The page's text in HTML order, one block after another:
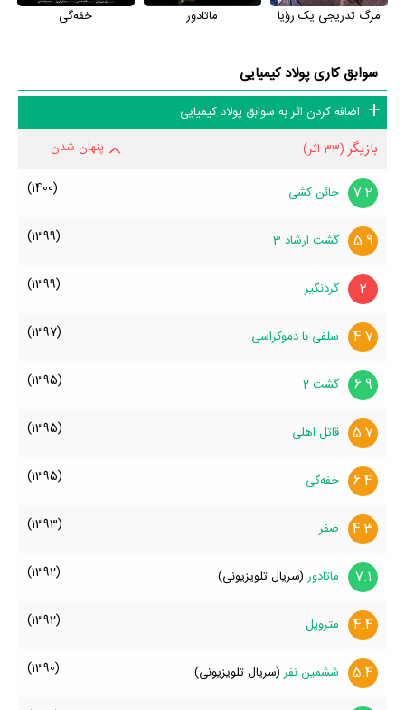
مرگ تدریجی یک رؤیا ماتادور خفه‌گی
سوابق کاری پولاد کیمیایی
اضافه کردن اثر به سوابق پولاد کیمیایی
بازیگر (33 اثر) پنهان شدن
7.2 خائن کشی (1400)
5.9 گشت ارشاد 3 (1399)
2 گردنگیر (1399)
4.7 سلفی با دموکراسی (1397)
6.9 گشت 2 (1395)
5.7 قاتل اهلی (1395)
6.4 خفه‌گی (1395)
4.3 صفر (1393)
7.1 ماتادور (سریال تلویزیونی) (1392)
4.4 متروپل (1392)
5.4 ششمین نفر (سریال تلویزیونی) (1390)